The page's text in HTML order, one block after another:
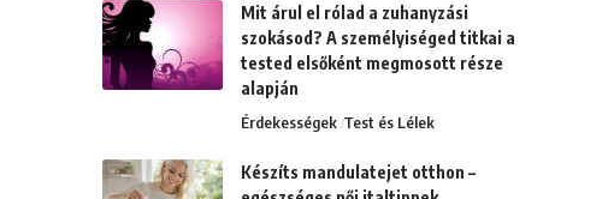
Mit árul el rólad a zuhanyzási
szokásod? A személyiséged titkai a
tested elsőként megmosott része
alapján
Érdekességek Test és Lélek
Készíts mandulatejet otthon –